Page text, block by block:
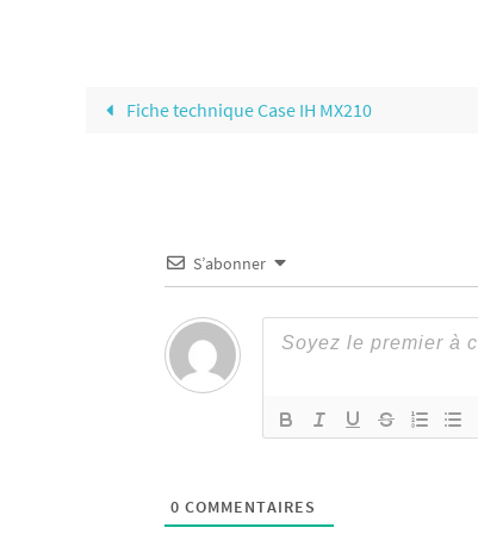
Fiche technique Case IH MX210
S’abonner
0 COMMENTAIRES